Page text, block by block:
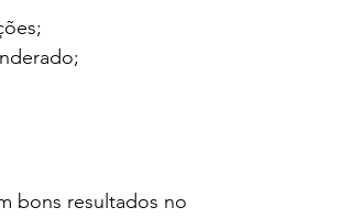
bons resultados no